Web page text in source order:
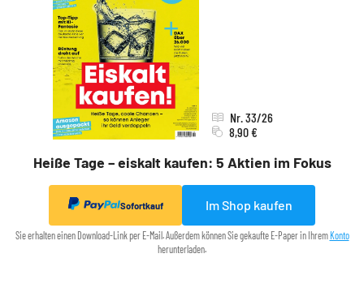
Heiße Tage – eiskalt kaufen: 5 Aktien im Fokus
Nr. 33/26
8,90 €
Sofortkauf Im Shop kaufen
Sie erhalten einen Download-Link per E-Mail. Außerdem können Sie gekaufte E-Paper in Ihrem Konto
herunterladen.